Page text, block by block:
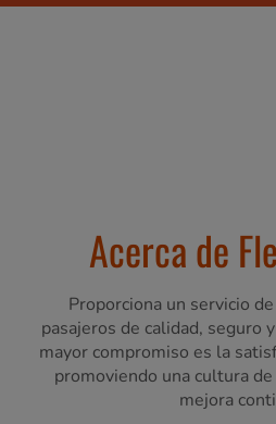
Acerca de
Proporciona un servicio
pasajeros de calidad, seguro
mayor compromiso es la
promoviendo una cultura
mejora